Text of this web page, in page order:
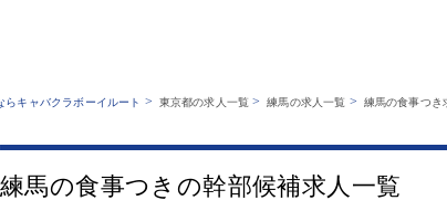
業種から探す
職種から探す
キャバクラボーイルートとは？
サイトマップ
キャバクラボーイルート > 東京都の求人一覧 >練馬の求人一覧 > 練馬の食事つき
練馬の食事つきの幹部候補求人一覧
銀座 上野 六本木
立川
千葉中央 門前仲町